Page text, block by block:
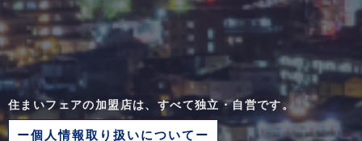
住まいフェアの加盟店は、すべて独立・自営です。
ー個人情報取り扱いについてー